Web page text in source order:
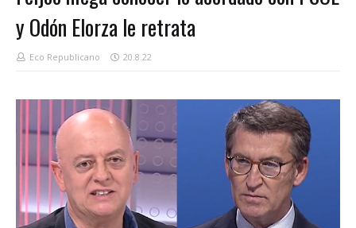
y Odón Elorza le retrata
Eco Republicano 20.8.22